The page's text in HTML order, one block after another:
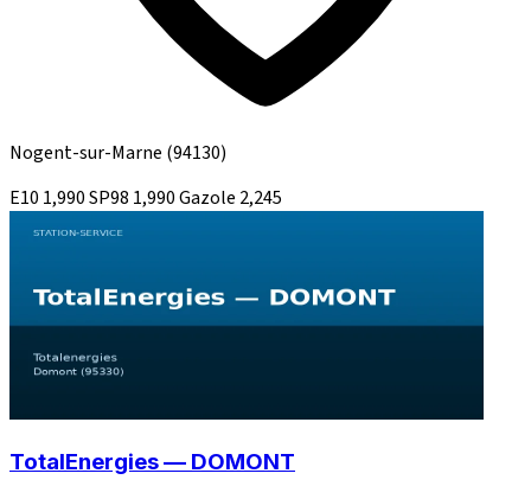
Nogent-sur-Marne (94130)
E10 1,990SP98 1,990Gazole 2,245
TotalEnergies — DOMONT